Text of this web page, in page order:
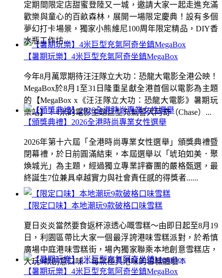
【暑期玩樂】4米巨型充氣阿奇坐鎮MegaBox
今年8月萬眾期待汪汪隊立大功：恐龍大電影全港公映！
MegaBox於8月1至31日隆重呈獻全港首個以電影為主題
的【MegaBox x《汪汪隊立大功：恐龍大電影》暑期玩
樂站】！4米的電影主題巨型充氣警犬阿奇（Chase）...
【限定口味】本地潮玩9款破格口味雪糕
夏日炎炎當然要食返杯涼透心嘅雪糕～由即日起至8月19
日，利園區帶比大家一個最浮誇港味雪糕派對，於希慎
廣場中庭港味雪糕街，場內獨家聯乘本地創意雪糕店，
大玩9款創意口味！每款極具港味的雪糕體驗！
定期間限定店甜蜜登陸又一城，邀請大家一起走進充滿
歡樂與童心的百畝森林，展開一場限定慶典！設有多個
夢幻打卡場景，獨家小熊維尼100周年限定精品，DIY香
水瓶工作坊...
【頒獎典禮】2026全港時尚專業女性選舉
2026年第十六屆「全港時尚專業女性選舉」頒獎典禮暨
閉幕禮，於日前圓滿結束，本屆選舉以「琥珀如美．聚
煥城光」為主題，經過獨立專業評審團的嚴格甄選，最
終誕生7位兼具卓越實力與社會責任感的得獎者......
【暑期玩樂】4米巨型充氣阿奇坐鎮MegaBox